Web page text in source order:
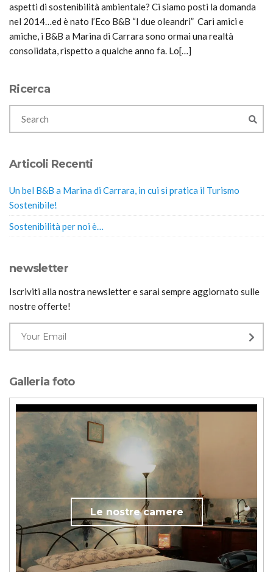
aspetti di sostenibilità ambientale? Ci siamo posti la domanda
nel 2014…ed è nato l’Eco B&B “I due oleandri” Cari amici e
amiche, i B&B a Marina di Carrara sono ormai una realtà
consolidata, rispetto a qualche anno fa. Lo[…]
Ricerca
Articoli Recenti
Un bel B&B a Marina di Carrara, in cui si pratica il Turismo
Sostenibile!
Sostenibilità per noi è…
newsletter
Iscriviti alla nostra newsletter e sarai sempre aggiornato sulle
nostre offerte!
Galleria foto
Le nostre camere